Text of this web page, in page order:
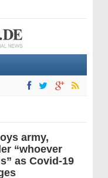
army,
“whoever
as Covid-19